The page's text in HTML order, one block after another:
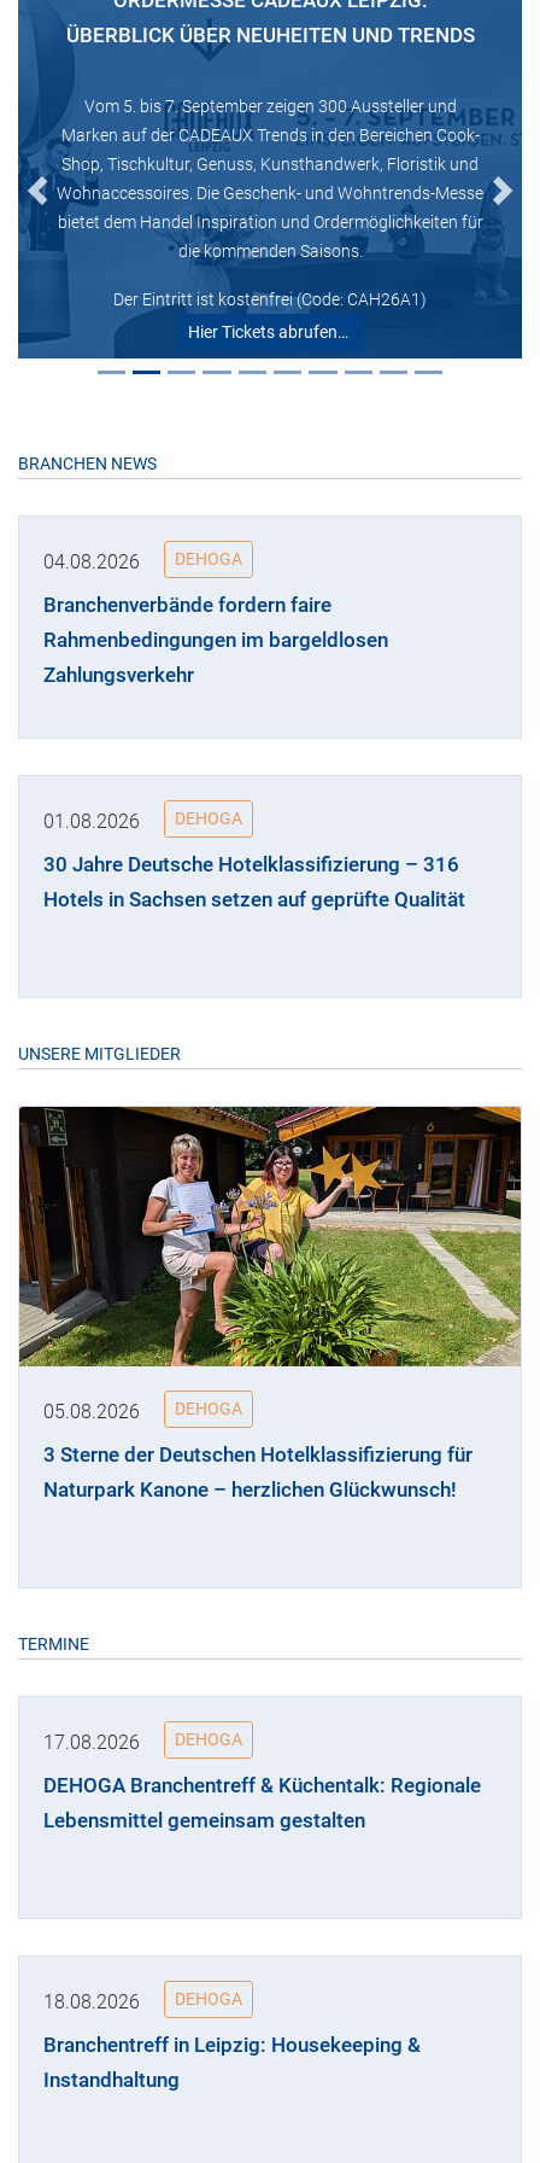
ÜBERBLICK ÜBER NEUHEITEN UND TRENDS
Vom 5. bis 7. September zeigen 300 Aussteller und
Marken auf der CADEAUX Trends in den Bereichen Cook-
Shop, Tischkultur, Genuss, Kunsthandwerk, Floristik und
Wohnaccessoires. Die Geschenk- und Wohntrends-Messe
bietet dem Handel Inspiration und Ordermöglichkeiten für
die kommenden Saisons.
Der Eintritt ist kostenfrei (Code: CAH26A1)
Hier Tickets abrufen…
Previous Next
BRANCHEN NEWS
04.08.2026 DEHOGA
Branchenverbände fordern faire
Rahmenbedingungen im bargeldlosen
Zahlungsverkehr
01.08.2026 DEHOGA
30 Jahre Deutsche Hotelklassifizierung – 316
Hotels in Sachsen setzen auf geprüfte Qualität
UNSERE MITGLIEDER
05.08.2026 DEHOGA
3 Sterne der Deutschen Hotelklassifizierung für
Naturpark Kanone – herzlichen Glückwunsch!
TERMINE
17.08.2026 DEHOGA
DEHOGA Branchentreff & Küchentalk: Regionale
Lebensmittel gemeinsam gestalten
18.08.2026 DEHOGA
Branchentreff in Leipzig: Housekeeping &
Instandhaltung